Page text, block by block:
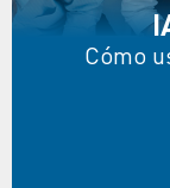
Cómo